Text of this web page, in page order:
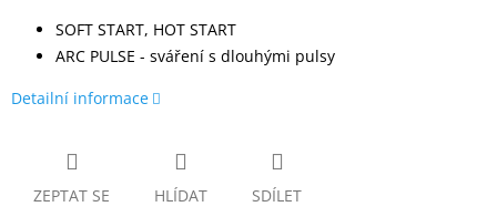
SOFT START, HOT START
ARC PULSE - sváření s dlouhými pulsy
Detailní informace
ZEPTAT SE HLÍDAT SDÍLET